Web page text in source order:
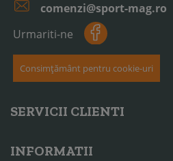
comenzi@sport-mag.ro
Urmariti-ne
Consimțământ pentru cookie-uri
SERVICII CLIENTI
INFORMATII